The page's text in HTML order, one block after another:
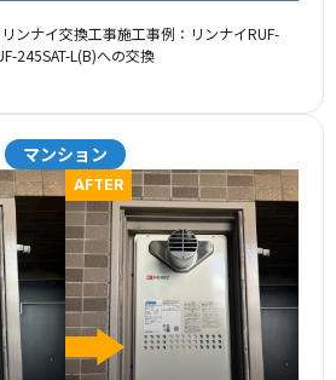
ンナイ交換工事施工事例：リンナイRUF-
245SAT-L(B)への交換
マンション
AFTER